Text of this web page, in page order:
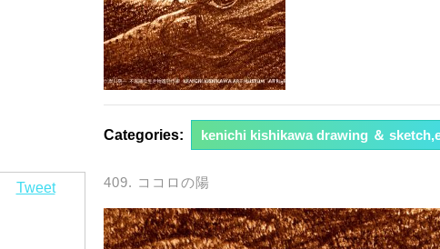
Categories: kenichi kishikawa drawing ＆
Tweet 409. ココロの陽